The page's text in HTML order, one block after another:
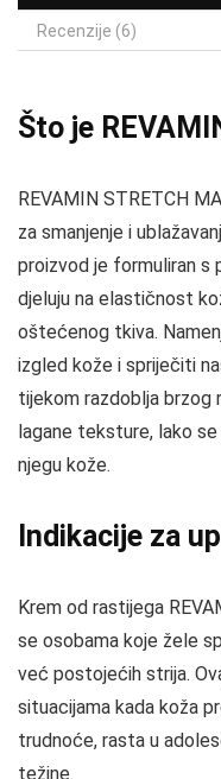
Recenzije (6)
Što je
REVAMIN STRETCH
za smanjenje i
proizvod je formuliran s
djeluju na elastičnost
oštećenog tkiva.
izgled kože i spriječiti
tijekom razdoblja brzog
lagane teksture, lako se
njegu kože.
Indikacije za
Krem od rastijega
se osobama koje žele
već postojećih strija.
situacijama kada koža
trudnoće, rasta u
težine.